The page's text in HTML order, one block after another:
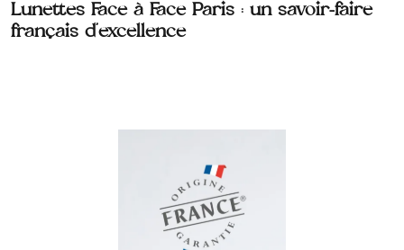
Lunettes Face à Face Paris : un savoir-faire
français d’excellence